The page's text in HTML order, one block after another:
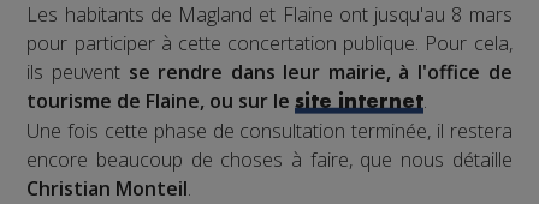
Les habitants de Magland et Flaine ont jusqu'au 8 mars
pour participer à cette concertation publique. Pour cela,
ils peuventse rendre dans leur mairie, à l'office de
tourisme de Flaine, ou sur lesite internet.
Une fois cette phase de consultation terminée, il restera
encore beaucoup de choses à faire, que nous détaille
Christian Monteil.